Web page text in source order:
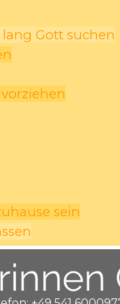
Gott suchen
sein